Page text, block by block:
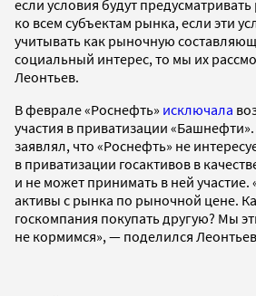
если условия будут
ко всем субъектам рынка, если эти
учитывать как рыночную
социальный интерес, то мы их
Леонтьев.
В феврале «Роснефть» исключала
участия в приватизации
заявлял, что «Роснефть» не
в приватизации госактивов в
и не может принимать в ней
активы с рынка по рыночной цене.
госкомпания покупать другую? Мы
не кормимся», — поделился